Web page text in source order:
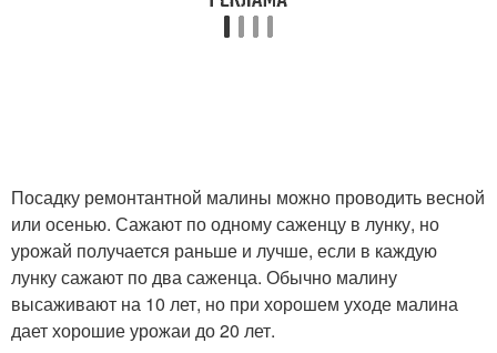
Посадку ремонтантной малины можно проводить весной
или осенью. Сажают по одному саженцу в лунку, но
урожай получается раньше и лучше, если в каждую
лунку сажают по два саженца. Обычно малину
высаживают на 10 лет, но при хорошем уходе малина
дает хорошие урожаи до 20 лет.